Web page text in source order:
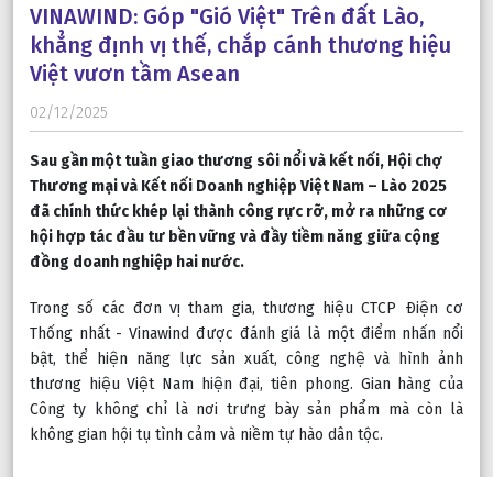
VINAWIND: Góp "Gió Việt" Trên đất Lào,
khẳng định vị thế, chắp cánh thương hiệu
Việt vươn tầm Asean
02/12/2025
Sau gần một tuần giao thương sôi nổi và kết nối, Hội chợ
Thương mại và Kết nối Doanh nghiệp Việt Nam – Lào 2025
đã chính thức khép lại thành công rực rỡ, mở ra những cơ
hội hợp tác đầu tư bền vững và đầy tiềm năng giữa cộng
đồng doanh nghiệp hai nước.
Trong số các đơn vị tham gia, thương hiệu CTCP Điện cơ
Thống nhất - Vinawind được đánh giá là một điểm nhấn nổi
bật, thể hiện năng lực sản xuất, công nghệ và hình ảnh
thương hiệu Việt Nam hiện đại, tiên phong. Gian hàng của
Công ty không chỉ là nơi trưng bày sản phẩm mà còn là
không gian hội tụ tình cảm và niềm tự hào dân tộc.